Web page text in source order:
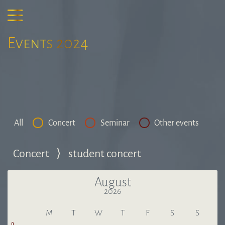
Events 2024
All Concert Seminar Other events
Concert ⟩ student concert
August
2026
M T W T F S
S